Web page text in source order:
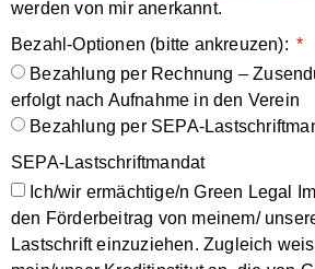
werden von mir anerkannt.
Bezahl-Optionen (bitte ankreuzen):
Bezahlung per Rechnung –
erfolgt nach Aufnahme in den Verein
Bezahlung per SEPA-
SEPA-Lastschriftmandat
Ich/wir ermächtige/n Green Legal
den Förderbeitrag von meinem/
Lastschrift einzuziehen. Zugleich